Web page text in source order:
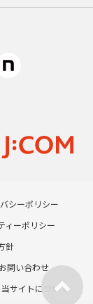
シーポリシー
ィーポリシー
針
お問い合わせ
当サイトについて